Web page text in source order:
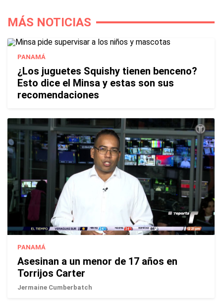
MÁS NOTICIAS
PANAMÁ
¿Los juguetes Squishy tienen benceno?
Esto dice el Minsa y estas son sus
recomendaciones
PANAMÁ
Asesinan a un menor de 17 años en
Torrijos Carter
Jermaine Cumberbatch